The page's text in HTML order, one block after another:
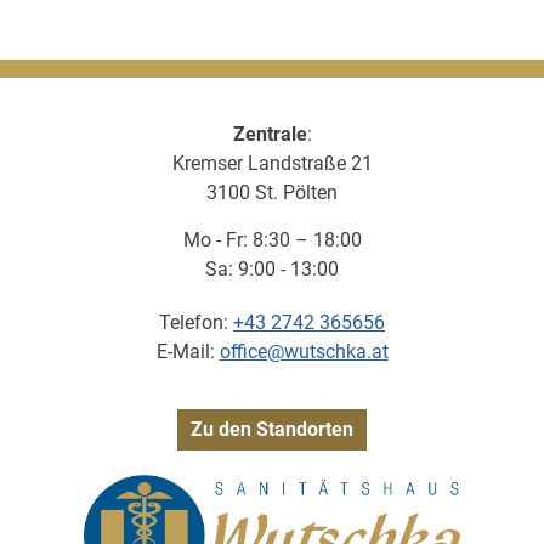
Zentrale:
Kremser Landstraße 21
3100 St. Pölten
Mo - Fr: 8:30 – 18:00
Sa: 9:00 - 13:00
Telefon: +43 2742 365656
E-Mail: office@wutschka.at
Zu den Standorten